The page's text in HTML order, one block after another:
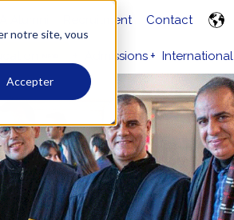
notre site, vous
Accepter
Recruitment Contact
Admissions International